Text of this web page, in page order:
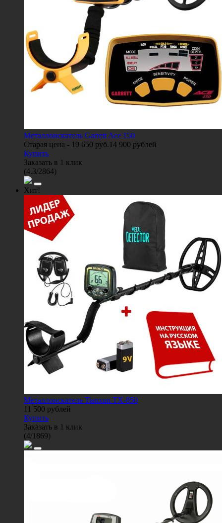
Металлоискатель Garrett Ace 150
Старая цена - 19 650 руб.14 900 рублей
Купить
Заказать в 1 клик
(4.3/2864)
Хит!
Металлоискатель Tianxun TX-850
11 500 рублей
Купить
Заказать в 1 клик
(4/1869)